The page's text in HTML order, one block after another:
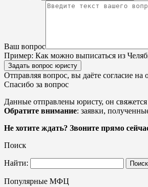
Ваш вопрос
Пример: Как можно выписаться из
Задать вопрос юристу
Отправляя вопрос, вы даёте согласие на
Спасибо за вопрос
Данные отправлены юристу, он
Обратите внимание: заявки,
Не хотите ждать? Звоните прямо
Поиск
Найти:
Популярные МФЦ